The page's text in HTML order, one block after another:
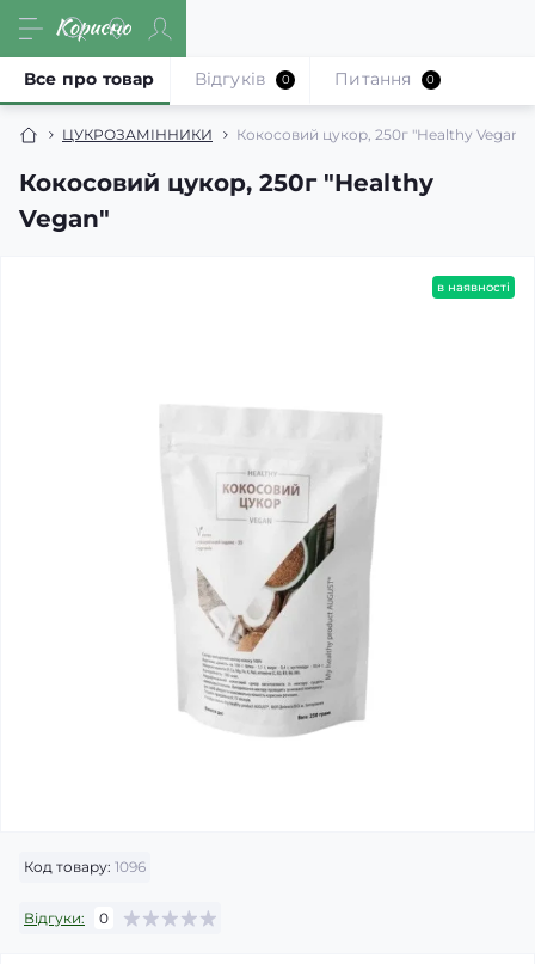
ЦУКРОЗАМІННИКИ Кокосовий цукор, 250г "Healthy Vegan"
Кокосовий цукор, 250г "Healthy
Vegan"
Все про товар Відгуків 0 Питання 0
в наявності
Код товару: 1096
Відгуки: 0